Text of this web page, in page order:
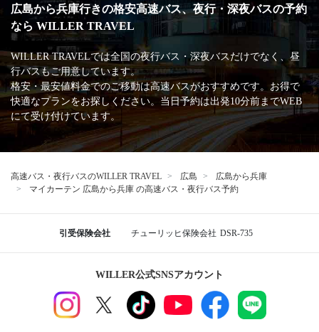
広島から兵庫行きの格安高速バス、夜行・深夜バスの予約
なら WILLER TRAVEL
WILLER TRAVELでは全国の夜行バス・深夜バスだけでなく、昼
行バスもご用意しています。
格安・最安値料金でのご移動は高速バスがおすすめです。お得で
快適なプランをお探しください。当日予約は出発10分前までWEB
にて受け付けています。
高速バス・夜行バスのWILLER TRAVEL 広島
広島から兵庫
マイカーテン 広島から兵庫 の高速バス・夜行バス予約
引受保険会社 チューリッヒ保険会社 DSR-735
WILLER公式SNSアカウント